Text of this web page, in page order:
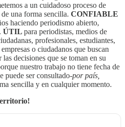
a un cuidadoso proceso de
una forma sencilla. CONFIABLE
haciendo periodismo abierto,
ÚTIL para periodistas, medios de
profesionales, estudiantes,
o ciudadanos que buscan
decisiones que se toman en su
nuestro trabajo no tiene fecha de
puede ser consultado-por país,
sencilla y en cualquier momento.